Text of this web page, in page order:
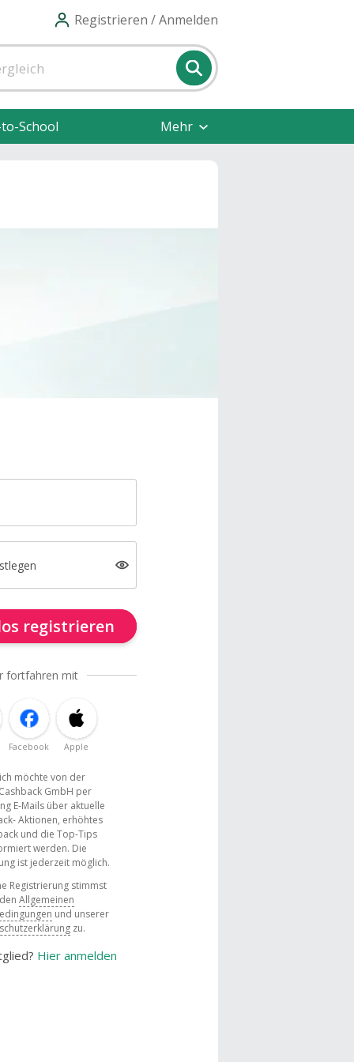
Registrieren / Anmelden
School Mehr
registrieren
fortfahren mit
Facebook Apple
ich möchte von der
GmbH per
E-Mails über aktuelle
Aktionen, erhöhtes
und die Top-Tips
werden. Die
ist jederzeit möglich.
Registrierung stimmst
Allgemeinen
und unserer
zu.
Hier anmelden